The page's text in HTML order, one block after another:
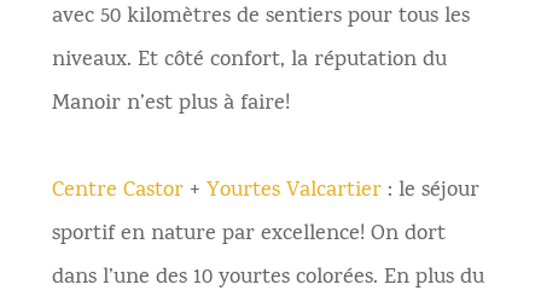
avec 50 kilomètres de sentiers pour tous les
niveaux. Et côté confort, la réputation du
Manoir n’est plus à faire!
Centre Castor+ Yourtes Valcartier: le séjour
sportif en nature par excellence! On dort
dans l’une des 10 yourtes colorées. En plus du